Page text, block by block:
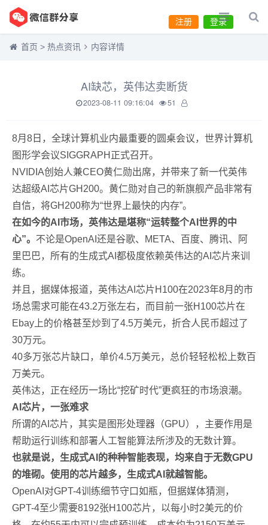
登录
注册
首页 > 热点资讯 内容详情
AI缺芯，英伟达卖断货
2023-08-11 09:16:04 51
8月8日，全球计算机业内最重要的圆桌会议，世界计算机
图形学会议SIGGRAPH正式召开。
NVIDIA创始人兼CEO黄仁勋出席，并带来了新一代英伟
达超级AI芯片GH200。黄仁勋对自己的新旗舰产品非常有
自信，将GH200称为“世界上最快的内存”。
在如今的AI市场，英伟达是堪称“运转整个AI世界的中
心”。 不论是OpenAI还是谷歌、META、百度、腾讯、阿
里巴巴，所有的生成式AI都极度依赖英伟达的AI芯片来训
练。
并且，据媒体报道，英伟达AI芯片H100在2023年8月的市
场总需求可能在43.2万张左右，而目前一张H100芯片在
Ebay上的价格甚至炒到了4.5万美元，折合人民币超过了
30万元。
40多万张芯片缺口，单价4.5万美元，总价轻轻松松上数百
万美元。
英伟达，正在经历一场比“挖矿时代”更疯狂的市场浪潮。
AI芯片，一张难求
所谓的AI芯片，其实是图形处理器（GPU），主要作用是
帮助运行训练和部署人工智能算法所涉及的无数计算。
也就是说，生成式AI的种种智能表现，均来自于无数GPU
的堆砌。使用的芯片越多，生成式AI就越智能。
OpenAI对GPT-4训练细节守口如瓶，但据媒体猜测，
GPT-4至少需要8192张H100芯片，以每小时2美元的价